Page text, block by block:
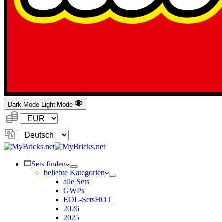
Dark Mode Light Mode
Währung:
Sprache
ändern
Sets finden
beliebte Kategorien
alle Sets
GWPs
EOL-SetsHOT
2026
2025